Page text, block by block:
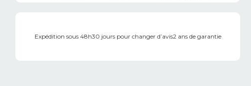
Expédition sous 48h30 jours pour changer d’avis2 ans de garantie